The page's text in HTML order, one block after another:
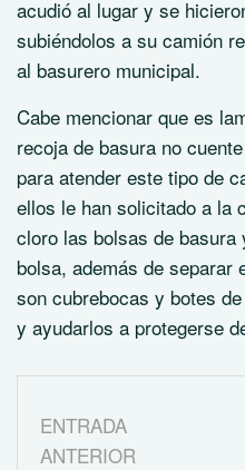
acudió al lugar y se
subiéndolos a su camión
al basurero municipal.
Cabe mencionar que es
recoja de basura no
para atender este tipo de
ellos le han solicitado a la
cloro las bolsas de
bolsa, además de separar
son cubrebocas y botes
y ayudarlos a protegerse
ENTRADA
ANTERIOR